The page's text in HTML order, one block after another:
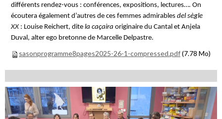
différents rendez-vous : conférences, expositions, lectures…. On
écoutera également d’autres de ces femmes admirables del sègle
XX : Louise Reichert, dite la caçaira originaire du Cantal et Anjela
Duval, alter ego bretonne de Marcelle Delpastre.
sasonprogramme8pages2025-26-1-compressed.pdf(7.78 Mo)